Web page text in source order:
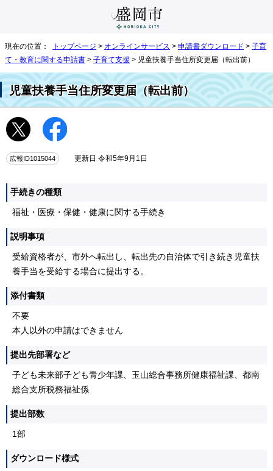
現在の位置： トップページ > オンラインサービス > 申請書ダウンロード > 子育
て・教育に関する申請書 > 子育て支援 > 児童扶養手当住所変更届（転出前）
児童扶養手当住所変更届（転出前）
広報ID1015044 更新日 令和5年9月1日
手続きの種類
福祉・医療・保健・健康に関する手続き
説明事項
受給資格者が、市外へ転出し、転出先の自治体で引き続き児童扶
養手当を受給する場合に提出する。
添付書類
不要
本人以外の申請はできません
提出先部署など
子ども未来部子ども青少年課、玉山総合事務所健康福祉課、都南
総合支所税務福祉係
提出部数
1部
ダウンロード様式